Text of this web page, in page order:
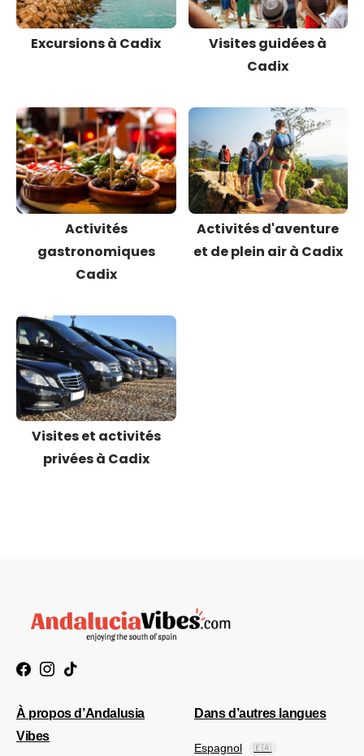
Excursions à Cadix
Visites guidées à
Cadix
Activités
gastronomiques
Cadix
Activités d'aventure
et de plein air à Cadix
Visites et activités
privées à Cadix
À propos d’Andalusia
Vibes
Dans d’autres langues
Espagnol 🇪🇦